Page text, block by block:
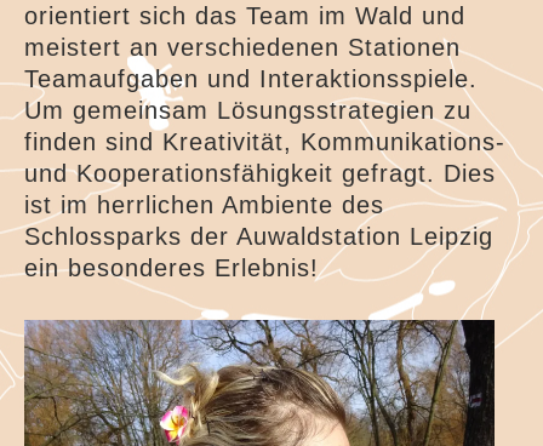
orientiert sich das Team im Wald und
meistert an verschiedenen Stationen
Teamaufgaben und Interaktionsspiele.
Um gemeinsam Lösungsstrategien zu
finden sind Kreativität, Kommunikations-
und Kooperationsfähigkeit gefragt. Dies
ist im herrlichen Ambiente des
Schlossparks der Auwaldstation Leipzig
ein besonderes Erlebnis!